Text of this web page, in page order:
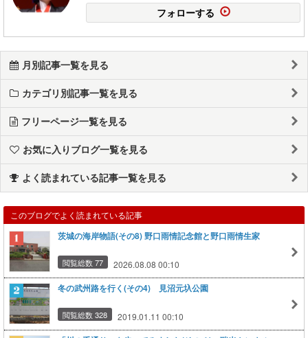
フォローする
月別記事一覧を見る
カテゴリ別記事一覧を見る
フリーページ一覧を見る
お気に入りブログ一覧を見る
よく読まれている記事一覧を見る
このブログでよく読まれている記事
茨城の海岸物語(その8) 野口雨情記念館と野口雨情生家
閲覧総数 77 2026.08.08 00:10
冬の武州路を行く(その4) 見沼元圦公園
閲覧総数 328 2019.01.11 00:10